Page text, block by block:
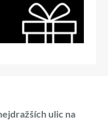
ulic na